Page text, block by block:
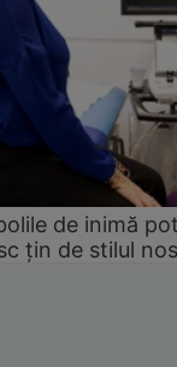
de inimă
țin de stilul